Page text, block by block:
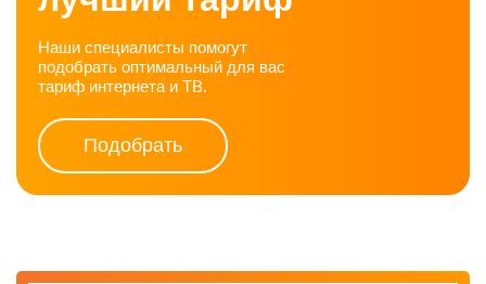
Наши специалисты помогут
подобрать оптимальный для вас
тариф интернета и ТВ.
Подобрать